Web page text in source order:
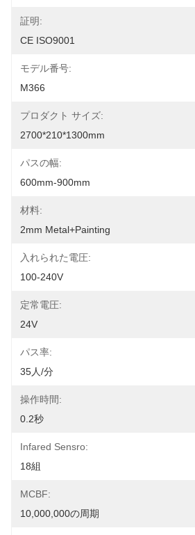
証明:
CE ISO9001
モデル番号:
M366
プロダクト サイズ:
2700*210*1300mm
パスの幅:
600mm-900mm
材料:
2mm Metal+Painting
入れられた電圧:
100-240V
定常電圧:
24V
パス率:
35人/分
操作時間:
0.2秒
Infared Sensro:
18組
MCBF:
10,000,000の周期